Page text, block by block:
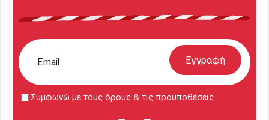
Συμφωνώ με τους όρους & τις προϋποθέσεις